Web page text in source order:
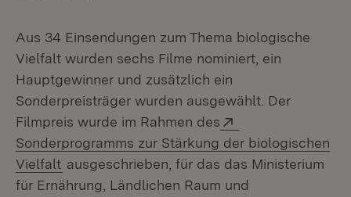
Aus 34 Einsendungen zum Thema biologische
Vielfalt wurden sechs Filme nominiert, ein
Hauptgewinner und zusätzlich ein
Sonderpreisträger wurden ausgewählt. Der
Filmpreis wurde im Rahmen des
Sonderprogramms zur Stärkung der biologischen
Vielfalt (Öffnet in neuem Fenster)
ausgeschrieben, für das das Ministerium
für Ernährung, Ländlichen Raum und